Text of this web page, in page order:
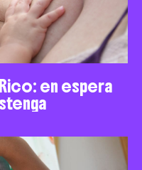
en espera